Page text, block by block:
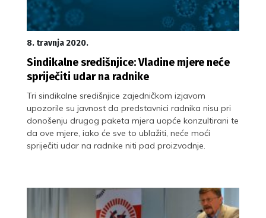
8. travnja 2020.
Sindikalne središnjice: Vladine mjere neće
spriječiti udar na radnike
Tri sindikalne središnjice zajedničkom izjavom
upozorile su javnost da predstavnici radnika nisu pri
donošenju drugog paketa mjera uopće konzultirani te
da ove mjere, iako će sve to ublažiti, neće moći
spriječiti udar na radnike niti pad proizvodnje.